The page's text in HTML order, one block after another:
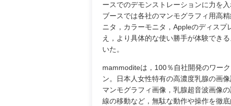
ースでのデモンストレーションに力を
ブースでは各社のマンモグラフィ用高
ニタ，カラーモニタ，Appleのディスプ
え，より具体的な使い勝手が体験でき
いた。
mammoditeは，100％自社開発のワー
ン。日本人女性特有の高濃度乳腺の画
マンモグラフィ画像，乳腺超音波画像
線の移動など，無駄な動作や操作を徹